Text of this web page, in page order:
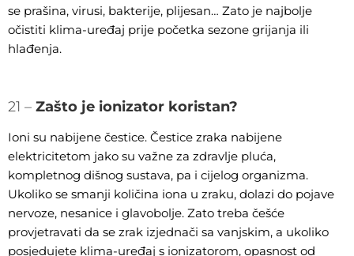
se prašina, virusi, bakterije, plijesan… Zato je najbolje
očistiti klima-uređaj prije početka sezone grijanja ili
hlađenja.
21 – Zašto je ionizator koristan?
Ioni su nabijene čestice. Čestice zraka nabijene
elektricitetom jako su važne za zdravlje pluća,
kompletnog dišnog sustava, pa i cijelog organizma.
Ukoliko se smanji količina iona u zraku, dolazi do pojave
nervoze, nesanice i glavobolje. Zato treba češće
provjetravati da se zrak izjednači sa vanjskim, a ukoliko
posjedujete klima-uređaj s ionizatorom, opasnost od